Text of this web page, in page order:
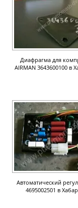
Диафрагма для
AIRMAN 3643600100 в
Автоматический
4695002501 в